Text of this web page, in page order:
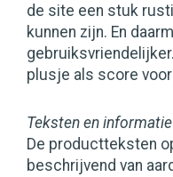
de site een stuk
kunnen zijn. En
plusje als score
Teksten en
De productteksten
beschrijvend van